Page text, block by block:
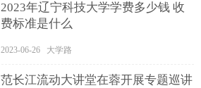
2023年辽宁科技大学学费多少钱 收
费标准是什么
2023-06-26 大学路
范长江流动大讲堂在蓉开展专题巡讲